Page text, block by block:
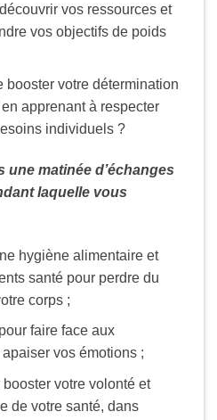
vos ressources et
vos objectifs de poids
booster votre détermination
apprenant à respecter
individuels ?
matinée d’échanges
laquelle vous
hygiène alimentaire et
santé pour perdre du
corps ;
faire face aux
vos émotions ;
votre volonté et
de votre santé, dans